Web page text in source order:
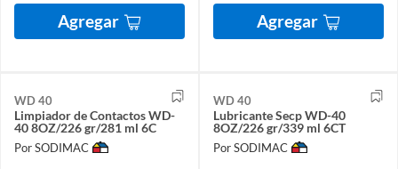
Agregar Agregar
WD 40
Limpiador de Contactos WD-
40 8OZ/226 gr/281 ml 6C
Por SODIMAC
WD 40
Lubricante Secp WD-40
8OZ/226 gr/339 ml 6CT
Por SODIMAC